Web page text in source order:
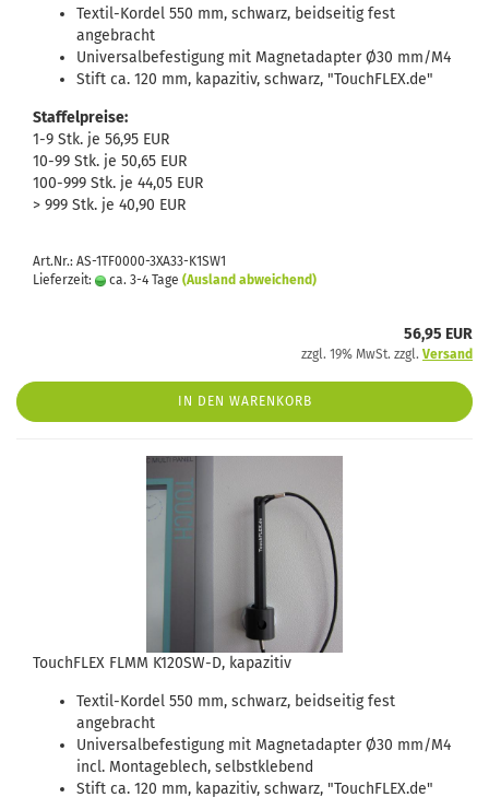
Textil-Kordel 550 mm, schwarz, beidseitig fest
angebracht
Universalbefestigung mit Magnetadapter Ø30 mm/M4
Stift ca. 120 mm, kapazitiv, schwarz, "TouchFLEX.de"
Staffelpreise:
1-9 Stk. je 56,95 EUR
10-99 Stk. je 50,65 EUR
100-999 Stk. je 44,05 EUR
> 999 Stk. je 40,90 EUR
Art.Nr.: AS-1TF0000-3XA33-K1SW1
Lieferzeit:
ca. 3-4 Tage (Ausland abweichend)
56,95 EUR
zzgl. 19% MwSt. zzgl. Versand
IN DEN WARENKORB
TouchFLEX FLMM K120SW-D, kapazitiv
Textil-Kordel 550 mm, schwarz, beidseitig fest
angebracht
Universalbefestigung mit Magnetadapter Ø30 mm/M4
incl. Montageblech, selbstklebend
Stift ca. 120 mm, kapazitiv, schwarz, "TouchFLEX.de"